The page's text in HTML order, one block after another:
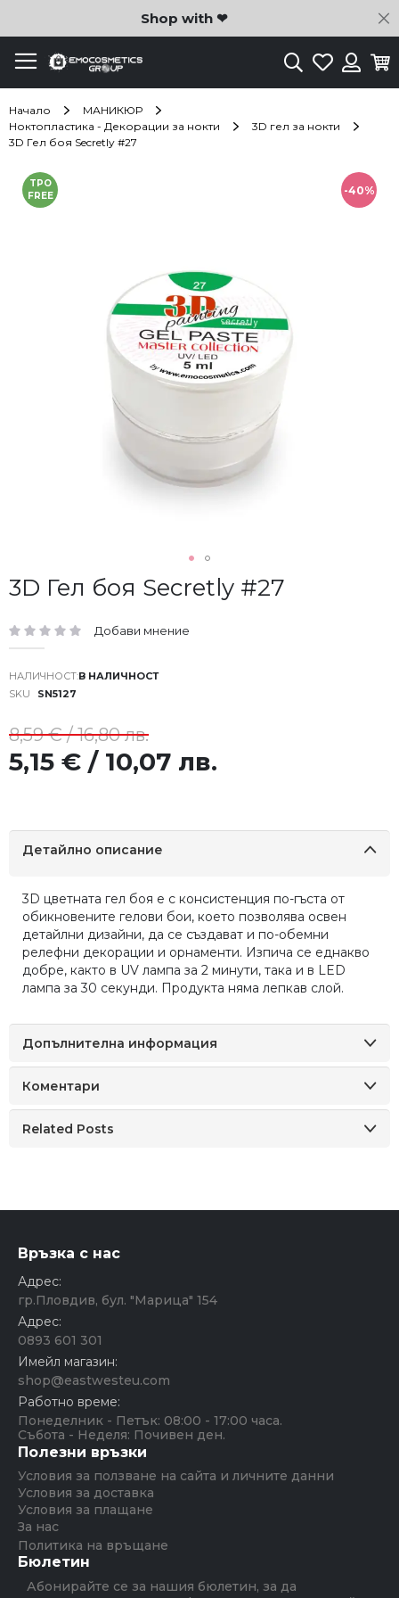
Shop with ❤
ТърсенеЛюбими
Начало
МАНИКЮР
Ноктопластика - Декорации за нокти
3D гел за нокти
3D Гел боя Secretly #27
3D Гел боя Secretly #27
рейтинг: Добави мнение
В НАЛИЧНОСТ
SKU
SN5127
5,15 € / 10,07 лв.
8,59 € / 16,80 лв.
-40%
TPO
FREE
Преминете
към
края
Преминете
към
на
галерия
със
снимки
Детайлно описание
3D цветната гел боя е с консистенция по-гъста от
обикновените гелови бои, което позволява освен
детайлни дизайни, да се създават и по-обемни
релефни декорации и орнаменти. Изпича се еднакво
добре, както в UV лампа за 2 минути, така и в LED
лампа за 30 секунди. Продукта няма лепкав слой.
Допълнителна информация
Коментари
Related Posts
Връзка с нас
Адрес:
гр.Пловдив, бул. "Марица" 154
Адрес:
0893 601 301
Имейл магазин:
shop@eastwesteu.com
Работно време:
Понеделник - Петък: 08:00 - 17:00 часа.
Събота - Неделя: Почивен ден.
Полезни връзки
Условия за ползване на сайта и личните данни
Условия за доставка
Условия за плащане
За нас
Политика на връщане
Бюлетин
Абонирайте се за нашия бюлетин, за да